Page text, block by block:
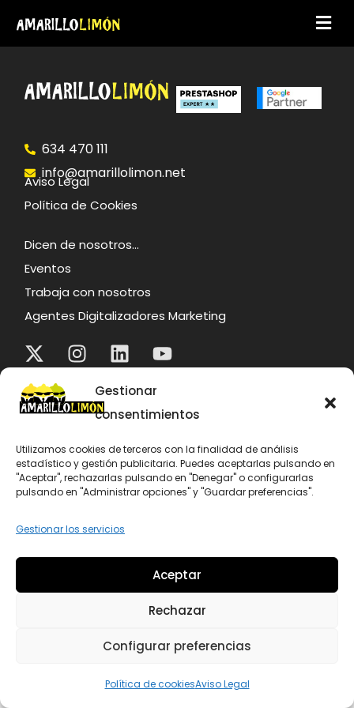
Gestionar
consentimientos
Utilizamos cookies de terceros con la finalidad de análisis
estadístico y gestión publicitaria. Puedes aceptarlas pulsando en
"Aceptar", rechazarlas pulsando en "Denegar" o configurarlas
pulsando en "Administrar opciones" y "Guardar preferencias".
Gestionar los servicios
Aceptar
Rechazar
Configurar preferencias
Política de cookiesAviso Legal
634 470 111
info@amarillolimon.net
Aviso Legal
Política de Cookies
Dicen de nosotros…
Eventos
Trabaja con nosotros
Agentes Digitalizadores Marketing
Evaluación Google
© 2026Amarillo Limón– Todos los derechos reservados